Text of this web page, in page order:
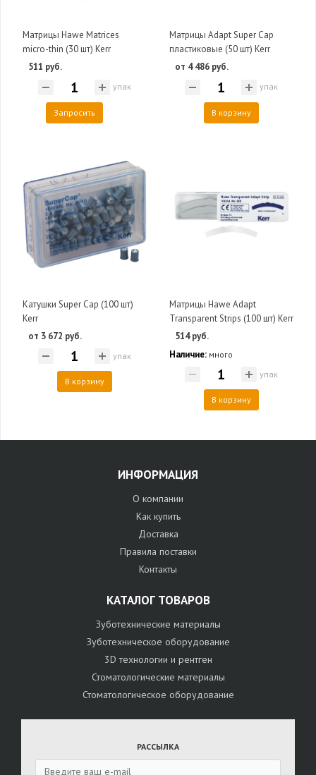
Матрицы Hawe Matrices
micro-thin (30 шт) Kerr
511 руб.
упак
Запросить
Матрицы Adapt Super Cap
пластиковые (50 шт) Kerr
от 4 486 руб.
упак
В корзину
Катушки Super Cap (100 шт)
Kerr
от 3 672 руб.
упак
В корзину
Матрицы Hawe Adapt
Transparent Strips (100 шт) Kerr
514 руб.
Наличие: много
упак
В корзину
ИНФОРМАЦИЯ
О компании
Как купить
Доставка
Правила поставки
Контакты
КАТАЛОГ ТОВАРОВ
Зуботехнические материалы
Зуботехническое оборудование
3D технологии и рентген
Стоматологические материалы
Стоматологическое оборудование
РАССЫЛКА